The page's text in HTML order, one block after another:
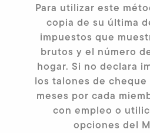
Para utilizar este
copia de su última
impuestos que
brutos y el número
hogar. Si no declara
los talones de
meses por cada
con empleo o
opciones del